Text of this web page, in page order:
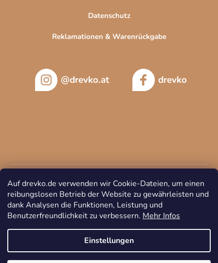
Auf drevko.de verwenden wir Cookie-Dateien, um einen
reibungslosen Betrieb der Website zu gewährleisten und
dank Analysen die Funktionen, Leistung und
Benutzerfreundlichkeit zu verbessern. Mehr Infos
Einstellungen
Datenschutz
Reklamationen & Warenrückgabe
@drevko.at drevko
Copyright 2026DREVKO. Alle Rechte vorbehalten.